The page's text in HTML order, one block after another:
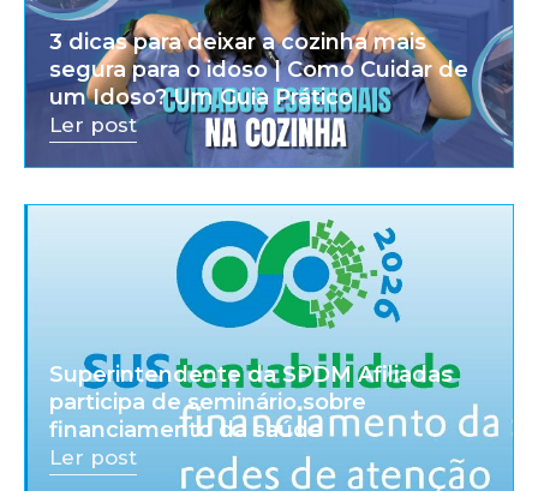
3 dicas para deixar a cozinha mais
segura para o idoso | Como Cuidar de
um Idoso? Um Guia Prático
Ler post
Superintendente da SPDM Afiliadas
participa de seminário sobre
financiamento da saúde
Ler post